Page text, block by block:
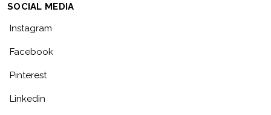
SOCIAL MEDIA
Instagram
Facebook
Pinterest
Linkedin